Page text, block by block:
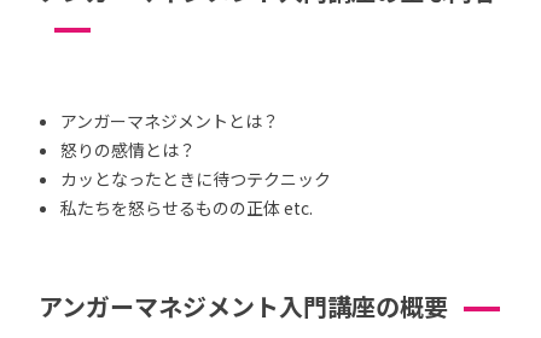
アンガーマネジメントとは？
怒りの感情とは？
カッとなったときに待つテクニック
私たちを怒らせるものの正体 etc.
アンガーマネジメント入門講座の概要